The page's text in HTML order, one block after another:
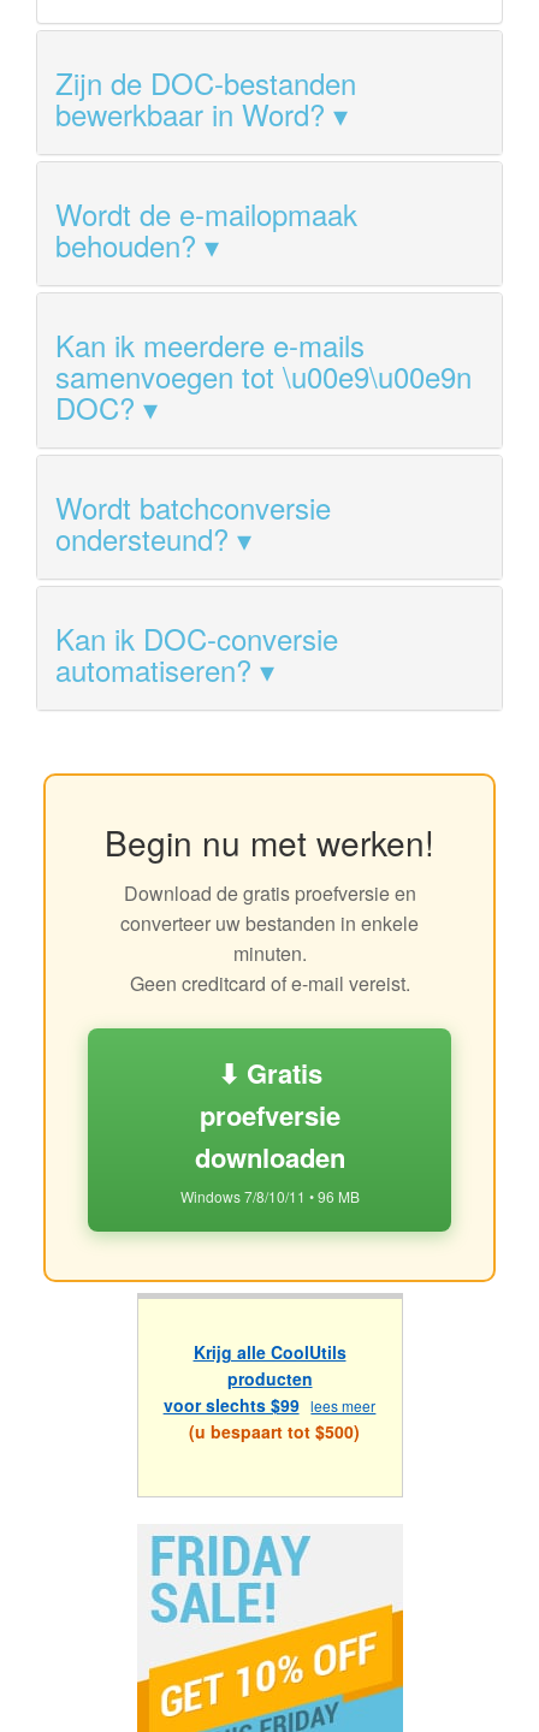
Zijn de DOC-bestanden
bewerkbaar in Word?
Wordt de e-mailopmaak
behouden?
Kan ik meerdere e-mails
samenvoegen tot \u00e9\u00e9n
DOC?
Wordt batchconversie
ondersteund?
Kan ik DOC-conversie
automatiseren?
Begin nu met werken!
Download de gratis proefversie en
converteer uw bestanden in enkele
minuten.
Geen creditcard of e-mail vereist.
⬇ Gratis
proefversie
downloaden
Windows 7/8/10/11 • 96 MB
Krijg alle CoolUtils
producten
voor slechts $99 lees meer
(u bespaart tot $500)